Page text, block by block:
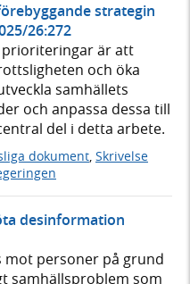
strategin
26:272
prioriteringar är att
och öka
samhällets
och anpassa dessa till
del i detta arbete.
dokument, Skrivelse
desinformation
personer på grund
samhällsproblem som